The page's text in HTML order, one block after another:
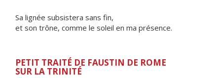
Sa lignée subsistera sans fin,
et son trône, comme le soleil en ma présence.
PETIT TRAITÉ DE FAUSTIN DE ROME
SUR LA TRINITÉ